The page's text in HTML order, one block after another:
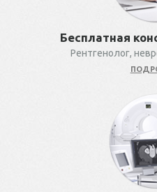
Бесплатная
Рентгенолог,